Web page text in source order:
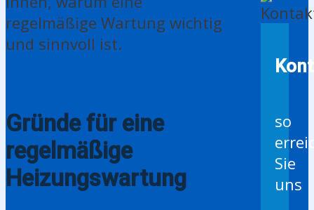
so
Sie
uns
regelmäßige Wartung wichtig
und sinnvoll ist.
Gründe für eine
regelmäßige
Heizungswartung